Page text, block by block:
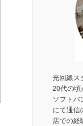
光回線ス
20代の頃
ソフトバ
にて通信
店での経